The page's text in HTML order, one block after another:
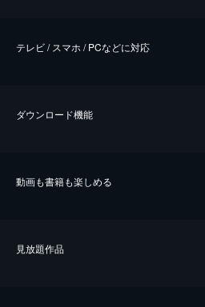
テレビ / スマホ / PCなどに対応
ダウンロード機能
動画も書籍も楽しめる
⾒放題作品